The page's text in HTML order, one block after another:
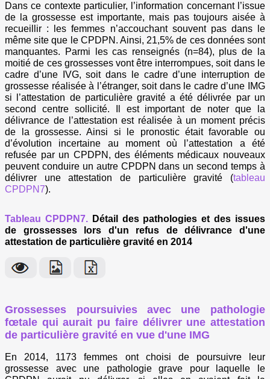
Dans ce contexte particulier, l’information concernant l’issue
de la grossesse est importante, mais pas toujours aisée à
recueillir : les femmes n’accouchant souvent pas dans le
même site que le CPDPN. Ainsi, 21,5% de ces données sont
manquantes. Parmi les cas renseignés (n=84), plus de la
moitié de ces grossesses vont être interrompues, soit dans le
cadre d’une IVG, soit dans le cadre d’une interruption de
grossesse réalisée à l’étranger, soit dans le cadre d’une IMG
si l’attestation de particulière gravité a été délivrée par un
second centre sollicité. Il est important de noter que la
délivrance de l’attestation est réalisée à un moment précis
de la grossesse. Ainsi si le pronostic était favorable ou
d’évolution incertaine au moment où l’attestation a été
refusée par un CPDPN, des éléments médicaux nouveaux
peuvent conduire un autre CPDPN dans un second temps à
délivrer une attestation de particulière gravité (tableau
CPDPN7).
Tableau CPDPN7.Détail des pathologies et des issues
de grossesses lors d'un refus de délivrance d'une
attestation de particulière gravité en 2014
Grossesses poursuivies avec une pathologie
fœtale qui aurait pu faire délivrer une attestation
de particulière gravité en vue d'une IMG
En 2014, 1173 femmes ont choisi de poursuivre leur
grossesse avec une pathologie grave pour laquelle le